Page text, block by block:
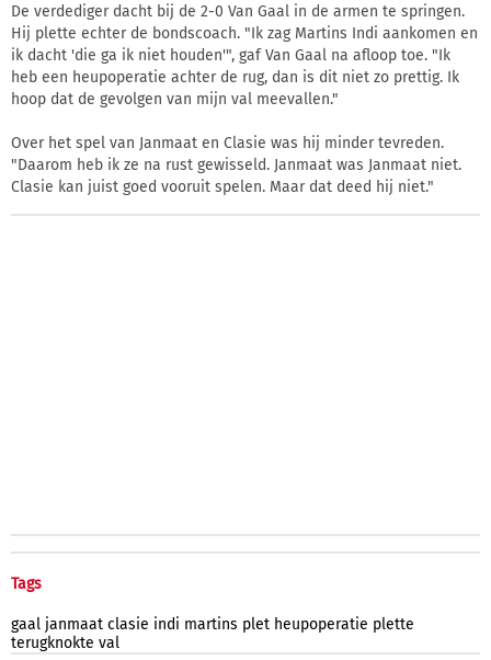
De verdediger dacht bij de 2-0 Van Gaal in de armen te springen.
Hij plette echter de bondscoach. "Ik zag Martins Indi aankomen en
ik dacht 'die ga ik niet houden'", gaf Van Gaal na afloop toe. "Ik
heb een heupoperatie achter de rug, dan is dit niet zo prettig. Ik
hoop dat de gevolgen van mijn val meevallen."
Over het spel van Janmaat en Clasie was hij minder tevreden.
"Daarom heb ik ze na rust gewisseld. Janmaat was Janmaat niet.
Clasie kan juist goed vooruit spelen. Maar dat deed hij niet."
Tags
gaal janmaat clasie indi martins plet heupoperatie plette
terugknokte val